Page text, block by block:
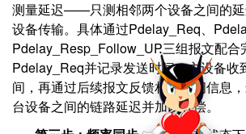
测量延迟——只测相邻两个设备之间的
设备传输。具体通过Pdelay_Req、
Pdelay_Resp_Follow_UP三组报文配合
Pdelay_Req并记录发送时间，主设备收
间，再通过后续报文反馈相关时间信息
台设备之间的链路延迟并加以补偿。